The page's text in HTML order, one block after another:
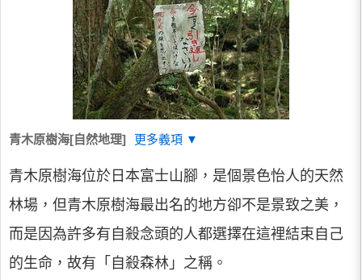
青木原樹海[自然地理] 更多義項 ▼
青木原樹海位於日本富士山腳，是個景色怡人的天然
林場，但青木原樹海最出名的地方卻不是景致之美，
而是因為許多有自殺念頭的人都選擇在這裡結束自己
的生命，故有「自殺森林」之稱。